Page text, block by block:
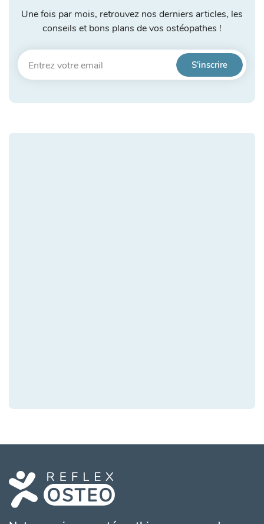
Une fois par mois, retrouvez nos derniers articles, les
conseils et bons plans de vos ostéopathes !